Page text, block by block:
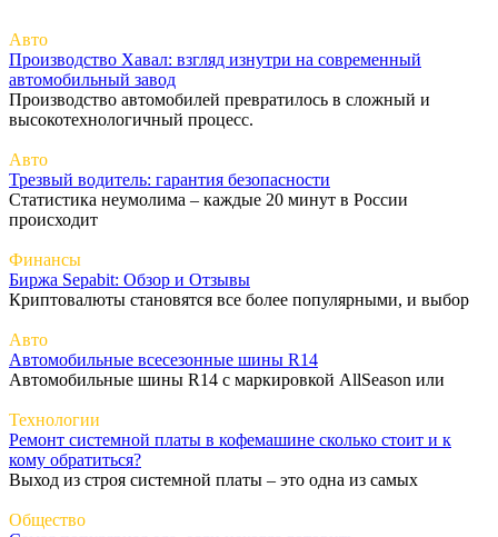
Авто
Производство Хавал: взгляд изнутри на современный
автомобильный завод
Производство автомобилей превратилось в сложный и
высокотехнологичный процесс.
Авто
Трезвый водитель: гарантия безопасности
Статистика неумолима – каждые 20 минут в России
происходит
Финансы
Биржа Sepabit: Обзор и Отзывы
Криптовалюты становятся все более популярными, и выбор
Авто
Автомобильные всесезонные шины R14
Автомобильные шины R14 с маркировкой AllSeason или
Технологии
Ремонт системной платы в кофемашине сколько стоит и к
кому обратиться?
Выход из строя системной платы – это одна из самых
Общество